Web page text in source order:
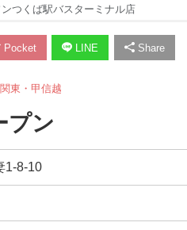
つくば駅バスターミナル店
Pocket LINE Share
関東・甲信越
プン